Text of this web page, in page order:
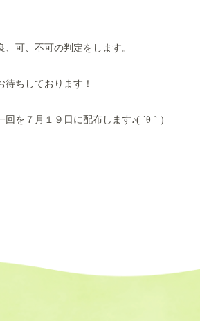
可、不可の判定をします。
待ちしております！
回を７月１９日に配布します♪( ´θ｀)